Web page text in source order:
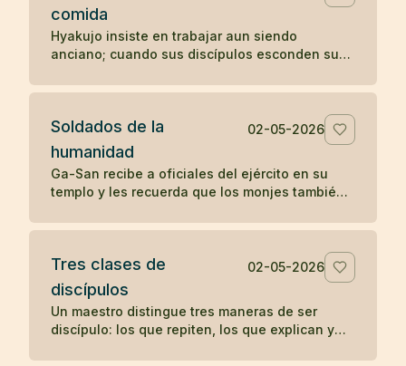
comida
Hyakujo insiste en trabajar aun siendo
anciano; cuando sus discípulos esconden sus
comprenden su enseñanza.
Soldados de la
humanidad
02-05-2026
Ga-San recibe a oficiales del ejército en su
templo y les recuerda que los monjes también
todos los seres.
Tres clases de
discípulos
02-05-2026
Un maestro distingue tres maneras de ser
discípulo: los que repiten, los que explican y